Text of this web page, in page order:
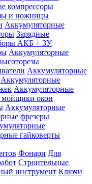
компрессоры
и ножницы
Аккумуляторные
Зарядные
АКБ + ЗУ
Аккумуляторные
Аккумуляторные
Аккумуляторные
Аккумуляторные
мойщики окон
Аккумуляторные
фрезеры
гайковерты
Фонари Для
Строительные
инструмент Ключи